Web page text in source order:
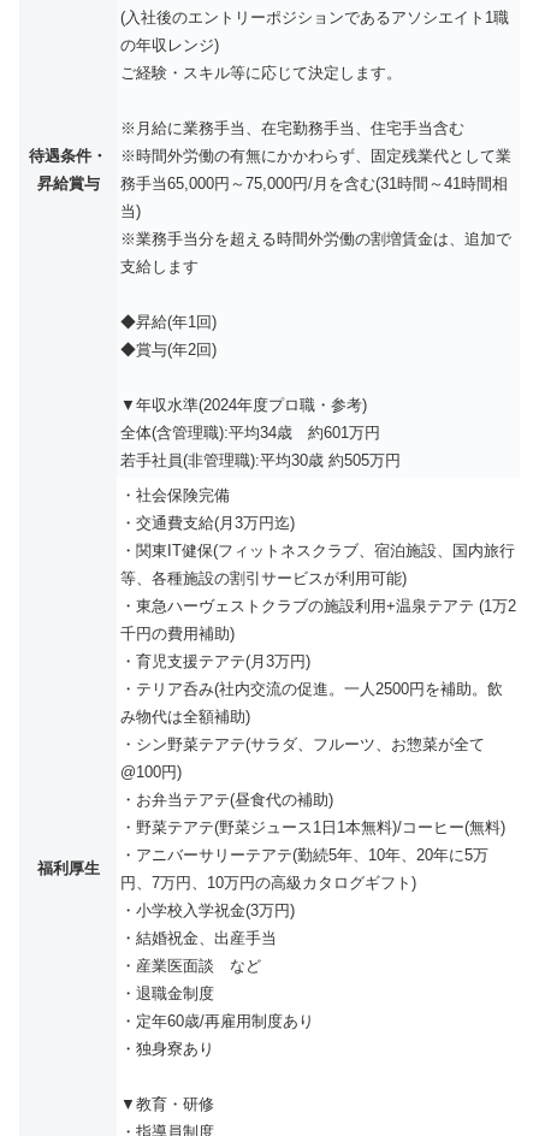
待遇条件・
昇給賞与
(入社後のエントリーポジションであるアソシエイト1職
の年収レンジ)
ご経験・スキル等に応じて決定します。
※月給に業務手当、在宅勤務手当、住宅手当含む
※時間外労働の有無にかかわらず、固定残業代として業
務手当65,000円～75,000円/月を含む(31時間～41時間相
当)
※業務手当分を超える時間外労働の割増賃金は、追加で
支給します
◆昇給(年1回)
◆賞与(年2回)
▼年収水準(2024年度プロ職・参考)
全体(含管理職):平均34歳 約601万円
若手社員(非管理職):平均30歳 約505万円
福利厚生
・社会保険完備
・交通費支給(月3万円迄)
・関東IT健保(フィットネスクラブ、宿泊施設、国内旅行
等、各種施設の割引サービスが利用可能)
・東急ハーヴェストクラブの施設利用+温泉テアテ (1万2
千円の費用補助)
・育児支援テアテ(月3万円)
・テリア呑み(社内交流の促進。一人2500円を補助。飲
み物代は全額補助)
・シン野菜テアテ(サラダ、フルーツ、お惣菜が全て
@100円)
・お弁当テアテ(昼食代の補助)
・野菜テアテ(野菜ジュース1日1本無料)/コーヒー(無料)
・アニバーサリーテアテ(勤続5年、10年、20年に5万
円、7万円、10万円の高級カタログギフト)
・小学校入学祝金(3万円)
・結婚祝金、出産手当
・産業医面談 など
・退職金制度
・定年60歳/再雇用制度あり
・独身寮あり
▼教育・研修
・指導員制度